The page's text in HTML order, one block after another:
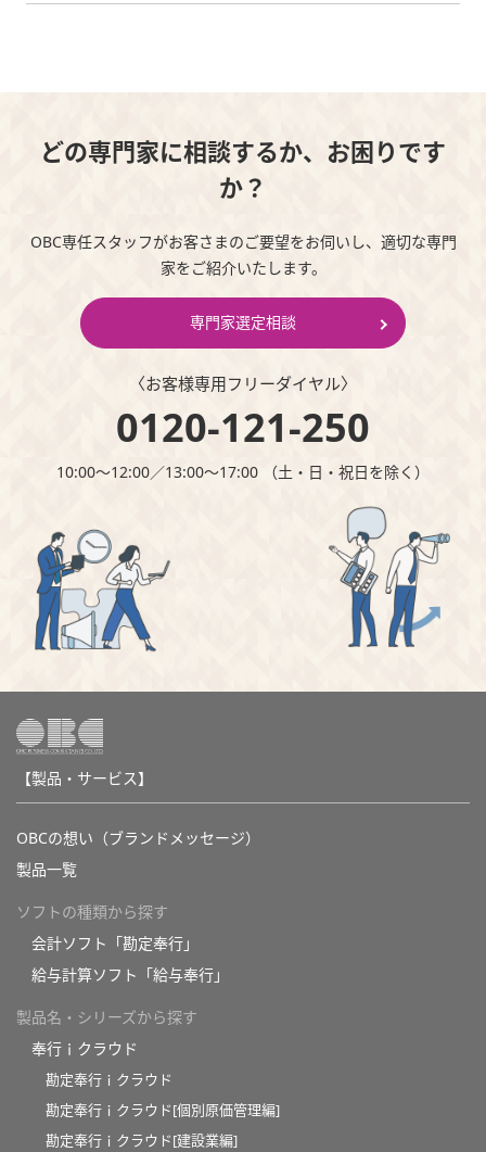
どの専門家に相談するか、お困りです
か？
OBC専任スタッフがお客さまのご要望をお伺いし、適切な専門
家をご紹介いたします。
専門家選定相談
〈お客様専⽤フリーダイヤル〉
0120-121-250
10:00～12:00∕13:00～17:00 （⼟・⽇・祝⽇を除く）
【製品・サービス】
OBCの想い（ブランドメッセージ）
製品一覧
ソフトの種類から探す
会計ソフト「勘定奉行」
給与計算ソフト「給与奉行」
製品名・シリーズから探す
奉行ｉクラウド
勘定奉行ｉクラウド
勘定奉行ｉクラウド[個別原価管理編]
勘定奉行ｉクラウド[建設業編]